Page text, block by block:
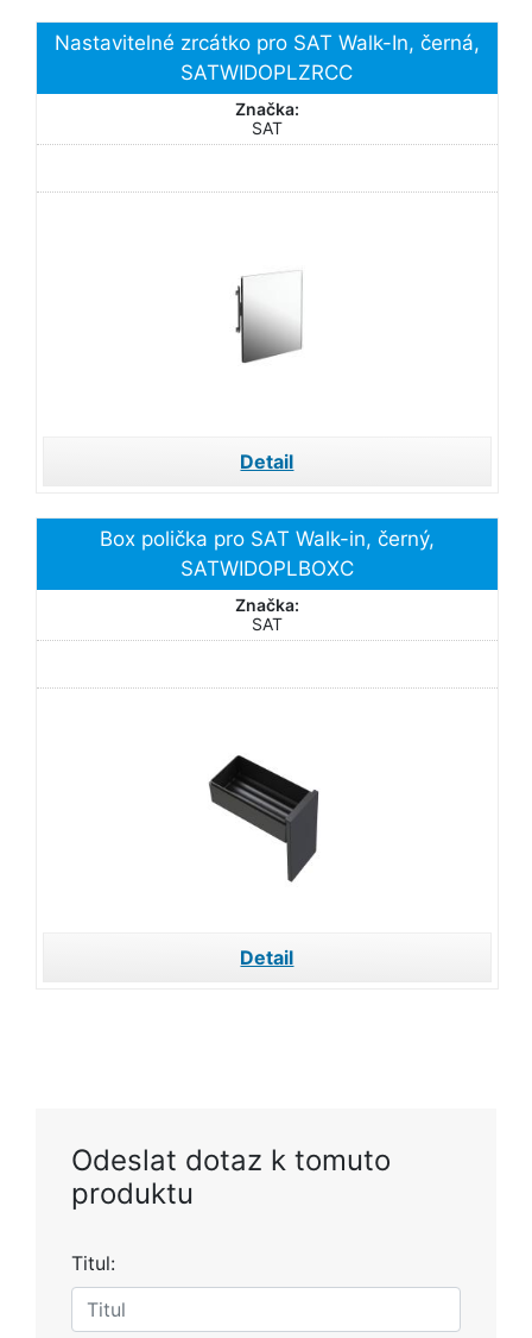
Nastavitelné zrcátko pro SAT Walk-In, černá,
SATWIDOPLZRCC
Značka:
SAT
Detail
Box polička pro SAT Walk-in, černý,
SATWIDOPLBOXC
Značka:
SAT
Detail
Odeslat dotaz k tomuto
produktu
Titul: